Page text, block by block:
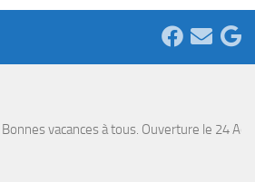
Bonnes vacances à tous. Ouverture le 24